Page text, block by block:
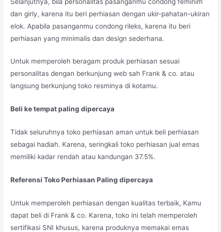
dan girly, karena itu beri perhiasan dengan ukir-pahatan-ukiran
elok. Apabila pasanganmu condong rileks, karena itu beri
perhiasan yang minimalis dan design sederhana.
Untuk memperoleh beragam produk perhiasan sesuai
personalitas dengan berkunjung web sah Frank & co. atau
langsung berkunjung toko resminya di kotamu.
Beli ke tempat paling dipercaya
Tidak seluruhnya toko perhiasan aman untuk beli perhiasan
sebagai hadiah. Karena, seringkali toko perhiasan jual emas
memiliki kadar rendah atau kandungan 37.5%.
Referensi Toko Perhiasan Paling dipercaya
Untuk memperoleh perhiasan dengan kualitas terbaik, Kamu
dapat beli di Frank & co. Karena, toko ini telah memperoleh
sertifikasi SNI khusus, karena produknya memakai emas